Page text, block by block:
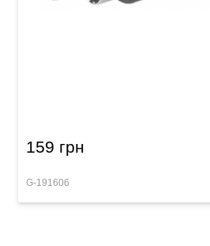
159 грн
G-191606